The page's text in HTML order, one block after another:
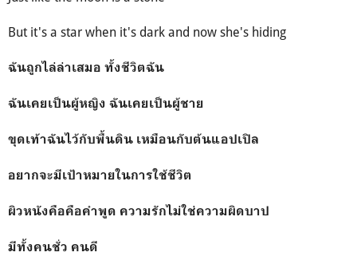
But it's a star when it's dark and now she's hiding
ฉันถูกไล่ล่าเสมอ ทั้งชีวิตฉัน
ฉันเคยเป็นผู้หญิง ฉันเคยเป็นผู้ชาย
ขุดเท้าฉันไว้กับพื้นดิน เหมือนกับต้นแอปเปิล
อยากจะมีเป้าหมายในการใช้ชีวิต
ผิวหนังคือคือคำพูด ความรักไม่ใช่ความผิดบาป
มีทั้งคนชั่ว คนดี